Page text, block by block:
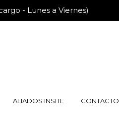
- Lunes a Viernes)
ALIADOS INSITE CONTACTO